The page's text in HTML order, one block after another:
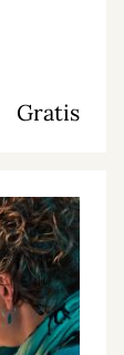
Gratis